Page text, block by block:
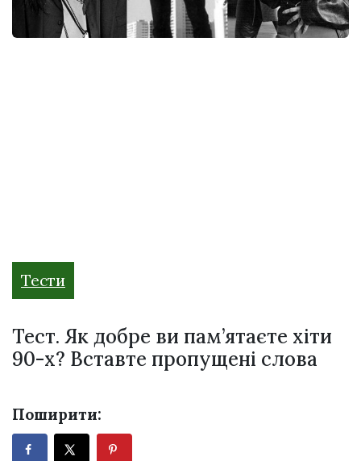
Тести
Тест. Як добре ви пам’ятаєте хіти
90-х? Вставте пропущені слова
Поширити: